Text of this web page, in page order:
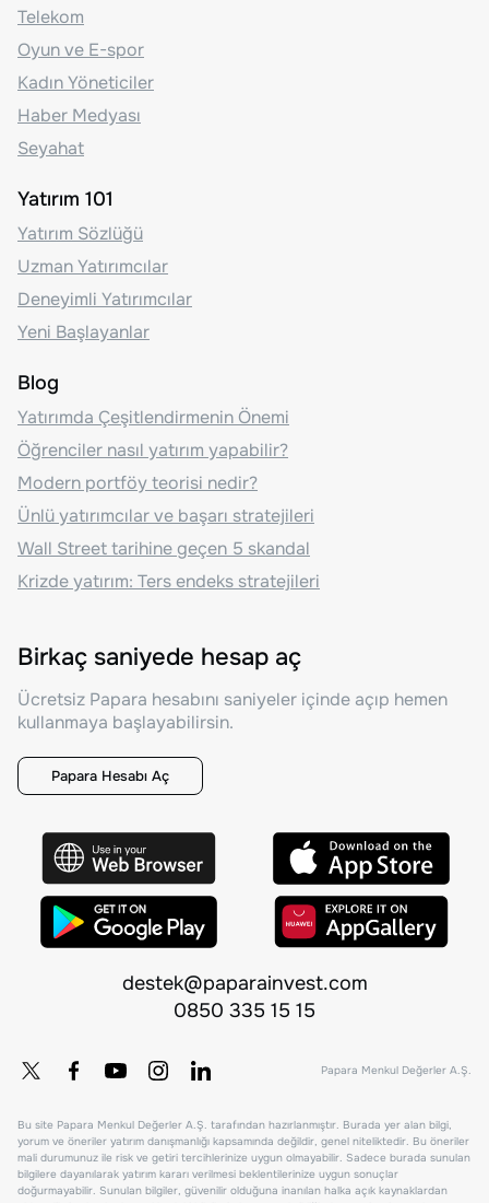
Telekom
Oyun ve E-spor
Kadın Yöneticiler
Haber Medyası
Seyahat
Yatırım 101
Yatırım Sözlüğü
Uzman Yatırımcılar
Deneyimli Yatırımcılar
Yeni Başlayanlar
Blog
Yatırımda Çeşitlendirmenin Önemi
Öğrenciler nasıl yatırım yapabilir?
Modern portföy teorisi nedir?
Ünlü yatırımcılar ve başarı stratejileri
Wall Street tarihine geçen 5 skandal
Krizde yatırım: Ters endeks stratejileri
Birkaç saniyede hesap aç
Ücretsiz Papara hesabını saniyeler içinde açıp hemen
kullanmaya başlayabilirsin.
Papara Hesabı Aç
destek@paparainvest.com
0850 335 15 15
Papara Menkul Değerler A.Ş.
Bu site Papara Menkul Değerler A.Ş. tarafından hazırlanmıştır. Burada yer alan bilgi,
yorum ve öneriler yatırım danışmanlığı kapsamında değildir, genel niteliktedir. Bu öneriler
mali durumunuz ile risk ve getiri tercihlerinize uygun olmayabilir. Sadece burada sunulan
bilgilere dayanılarak yatırım kararı verilmesi beklentilerinize uygun sonuçlar
doğurmayabilir. Sunulan bilgiler, güvenilir olduğuna inanılan halka açık kaynaklardan